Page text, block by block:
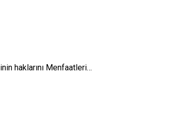
haklarını Menfaatleri…